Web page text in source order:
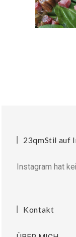
23qmStil auf
Instagram hat
Kontakt